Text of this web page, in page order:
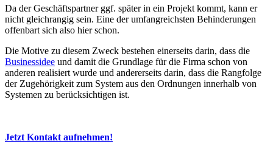
Da der Geschäftspartner ggf. später in ein Projekt kommt, kann er
nicht gleichrangig sein. Eine der umfangreichsten Behinderungen
offenbart sich also hier schon.
Die Motive zu diesem Zweck bestehen einerseits darin, dass die
Businessidee und damit die Grundlage für die Firma schon von
anderen realisiert wurde und andererseits darin, dass die Rangfolge
der Zugehörigkeit zum System aus den Ordnungen innerhalb von
Systemen zu berücksichtigen ist.
Jetzt Kontakt aufnehmen!